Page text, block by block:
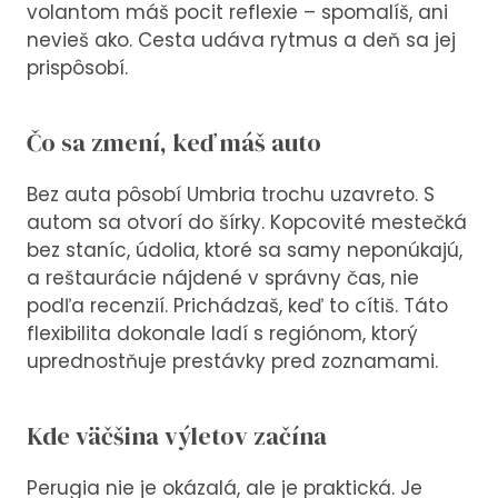
volantom máš pocit reflexie – spomalíš, ani
nevieš ako. Cesta udáva rytmus a deň sa jej
prispôsobí.
Čo sa zmení, keď máš auto
Bez auta pôsobí Umbria trochu uzavreto. S
autom sa otvorí do šírky. Kopcovité mestečká
bez staníc, údolia, ktoré sa samy neponúkajú,
a reštaurácie nájdené v správny čas, nie
podľa recenzií. Prichádzaš, keď to cítiš. Táto
flexibilita dokonale ladí s regiónom, ktorý
uprednostňuje prestávky pred zoznamami.
Kde väčšina výletov začína
Perugia nie je okázalá, ale je praktická. Je